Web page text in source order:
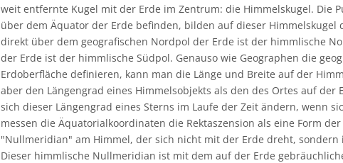
weit entfernte Kugel mit der Erde im Zentrum: die Himmelskugel. Die
über dem Äquator der Erde befinden, bilden auf dieser Himmelskugel
direkt über dem geografischen Nordpol der Erde ist der himmlische
der Erde ist der himmlische Südpol. Genauso wie Geographen die
Erdoberfläche definieren, kann man die Länge und Breite auf der
aber den Längengrad eines Himmelsobjekts als den des Ortes auf
sich dieser Längengrad eines Sterns im Laufe der Zeit ändern, wenn
messen die Äquatorialkoordinaten die Rektaszension als eine Form
"Nullmeridian" am Himmel, der sich nicht mit der Erde dreht, sondern
Dieser himmlische Nullmeridian ist mit dem auf der Erde